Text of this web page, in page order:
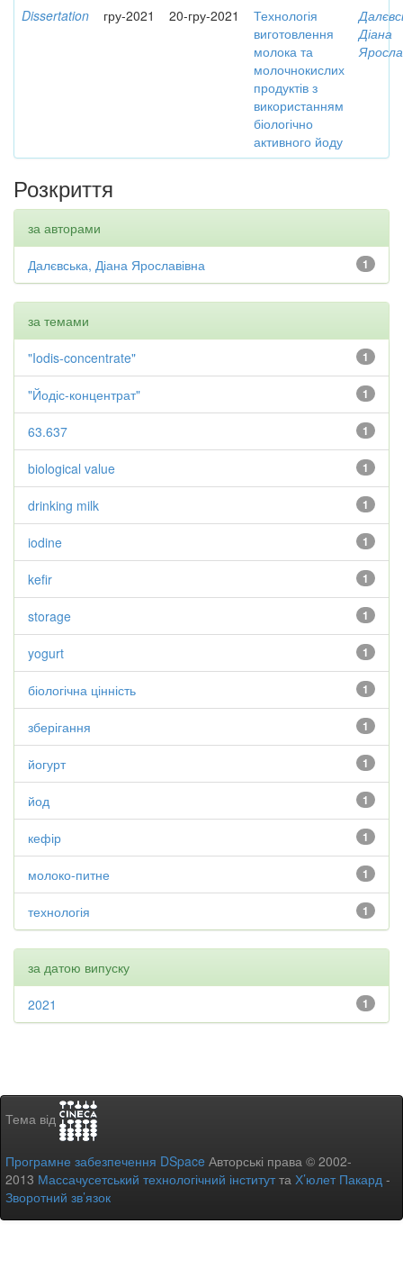
Dissertation гру-2021 20-гру-2021
Технологія
виготовлення
молока та
молочнокислих
продуктів з
використанням
біологічно
активного йоду
Діана
Розкриття
за авторами
1
Далєвська, Діана Ярославівна
за темами
1
"Iodis-concentrate"
1
"Йодіс-концентрат"
1
63.637
1
biological value
1
drinking milk
1
iodine
1
kefir
1
storage
1
yogurt
1
біологічна цінність
1
зберігання
1
йогурт
1
йод
1
кефір
1
молоко-питне
1
технологія
за датою випуску
1
2021
Тема від
Програмне забезпечення DSpace Авторські права © 2002-
2013 Массачусетський технологічний інститутта Х’юлет Пакард -
Зворотний зв’язок